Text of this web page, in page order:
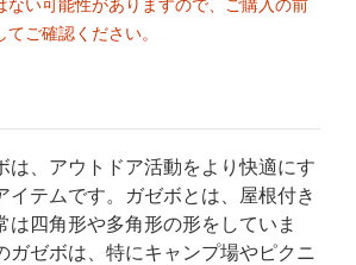
ない可能性がありますので、ご購入の前
ご確認ください。
は、アウトドア活動をより快適にす
イテムです。ガゼボとは、屋根付き
は四角形や多角形の形をしていま
ガゼボは、特にキャンプ場やピクニ